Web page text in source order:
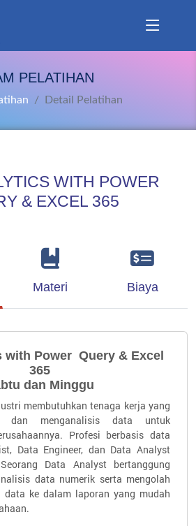
PELATIHAN
Detail Pelatihan
WITH POWER
& EXCEL 365
Materi Biaya
with Power Query & Excel
365
dan Minggu
membutuhkan tenaga kerja yang
dan menganalisis data untuk
Profesi berbasis data
Data Engineer, dan Data Analyst
Data Analyst bertanggung
data numerik serta mengolah
data ke dalam laporan yang mudah